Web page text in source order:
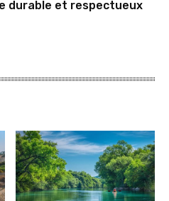
durable et respectueux